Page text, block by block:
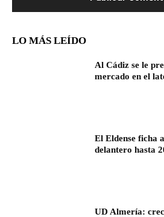
LO MÁS LEÍDO
Al Cádiz se le
mercado en el
El Eldense ficha
delantero hasta
UD Almería: